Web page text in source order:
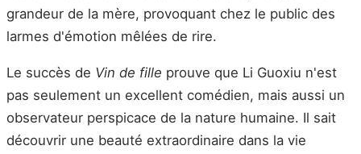
grandeur de la mère, provoquant chez le public des
larmes d'émotion mêlées de rire.
Le succès de Vin de fille prouve que Li Guoxiu n'est
pas seulement un excellent comédien, mais aussi un
observateur perspicace de la nature humaine. Il sait
découvrir une beauté extraordinaire dans la vie